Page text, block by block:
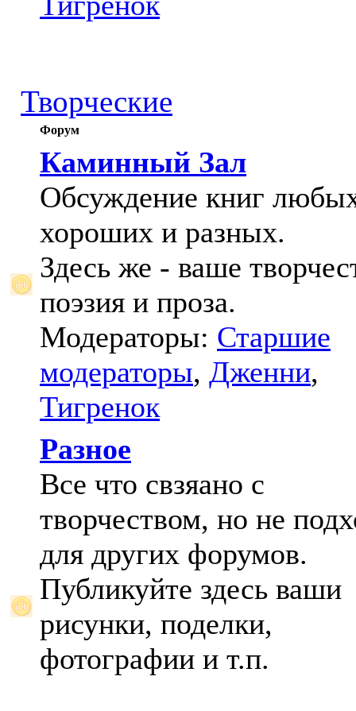
Творческие
Форум
Каминный Зал
Обсуждение книг
хороших и разных.
Здесь же - ваше
поэзия и проза.
Модераторы: Старшие
модераторы, Дженни,
Тигренок
Разное
Все что свзяано с
творчеством, но не
для других форумов.
Публикуйте здесь ваши
рисунки, поделки,
фотографии и т.п.